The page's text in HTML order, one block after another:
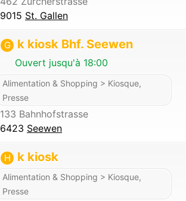
9015 St. Gallen
G k kiosk Bhf. Seewen
Ouvert jusqu'à 18:00
Alimentation & Shopping > Kiosque,
Presse
133 Bahnhofstrasse
6423 Seewen
H k kiosk
Alimentation & Shopping > Kiosque,
Presse